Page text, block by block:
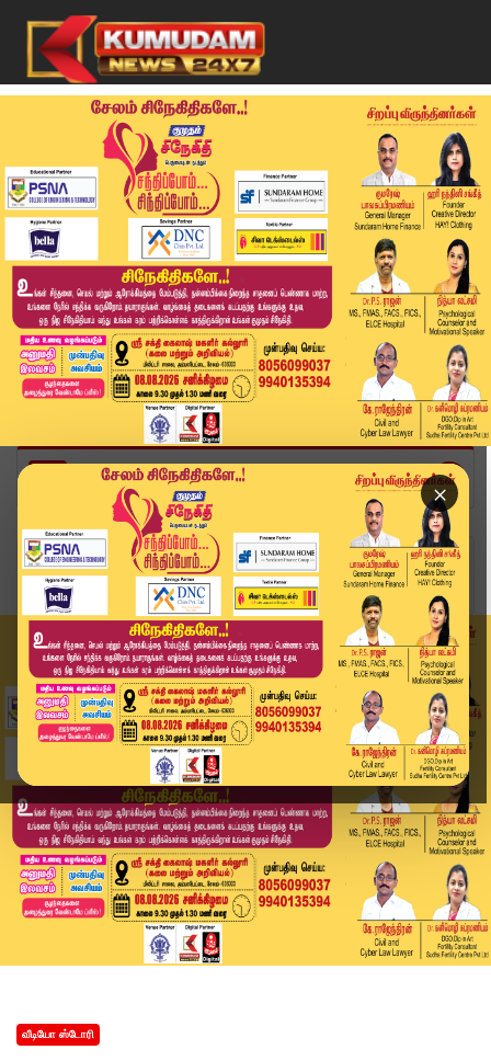
×
Home
வீடியோ ஸ்டோரி
தென்காசியில் மல்லிகைப் பூ விலை உச்சம் | flower ...
வீடியோ ஸ்டோரி